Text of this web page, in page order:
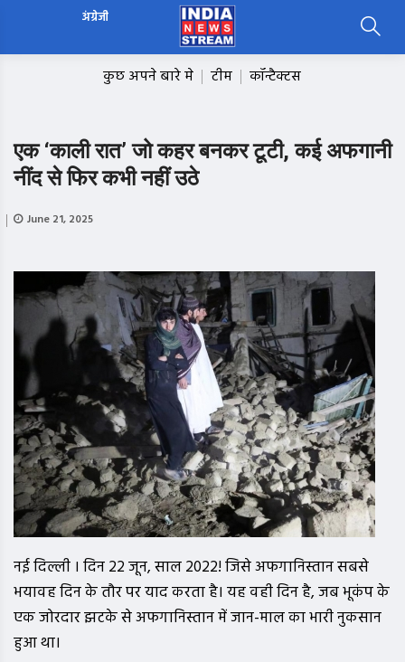
अंग्रेजी
कुछ अपने बारे मे टीम कॉन्टैक्टस
एक ‘काली रात’ जो कहर बनकर टूटी, कई अफगानी
नींद से फिर कभी नहीं उठे
June 21, 2025
नई दिल्ली । दिन 22 जून, साल 2022! जिसे अफगानिस्तान सबसे
भयावह दिन के तौर पर याद करता है। यह वही दिन है, जब भूकंप के
एक जोरदार झटके से अफगानिस्तान में जान-माल का भारी नुकसान
हुआ था।